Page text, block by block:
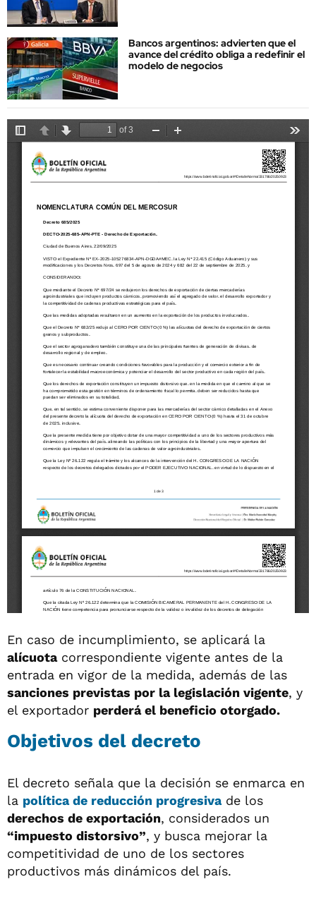
Bancos argentinos: advierten que el
avance del crédito obliga a redefinir el
modelo de negocios
En caso de incumplimiento, se aplicará la
alícuotacorrespondiente vigente antes de la
entrada en vigor de la medida, además de las
sanciones previstas por la legislación vigente, y
el exportador perderá el beneficio otorgado.
Objetivos del decreto
El decreto señala que la decisión se enmarca en
la política de reducción progresivade los
derechos de exportación, considerados un
“impuesto distorsivo”, y busca mejorar la
competitividad de uno de los sectores
productivos más dinámicos del país.